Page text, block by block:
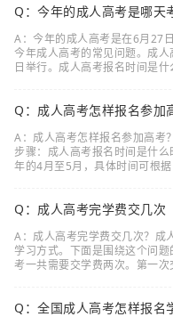
Q：今年的成人高考是哪天
A：今年的成人高考是在6月27
今年成人高考的常见问题。成
日举行。成人高考报名时间是
Q：成人高考怎样报名参加
A：成人高考怎样报名参加高考
步骤：成人高考报名时间是什
年的4月至5月，具体时间可根
Q：成人高考完学费交几次
A：成人高考完学费交几次？成
学习方式。下面是围绕这个问
考一共需要交学费两次。第一次
Q：全国成人高考怎样报名